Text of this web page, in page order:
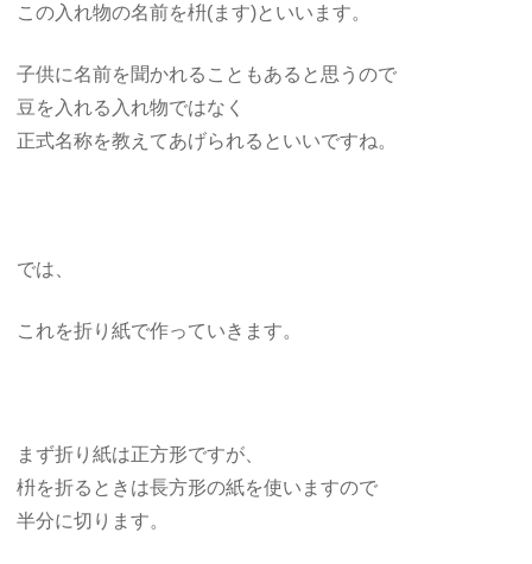
この入れ物の名前を枡(ます)といいます。
子供に名前を聞かれることもあると思うので
豆を入れる入れ物ではなく
正式名称を教えてあげられるといいですね。
では、
これを折り紙で作っていきます。
まず折り紙は正方形ですが、
枡を折るときは長方形の紙を使いますので
半分に切ります。